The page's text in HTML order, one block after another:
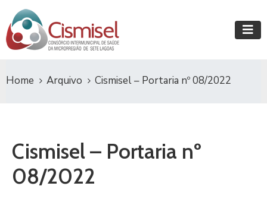
Home Arquivo Cismisel – Portaria nº 08/2022
Cismisel – Portaria nº
08/2022